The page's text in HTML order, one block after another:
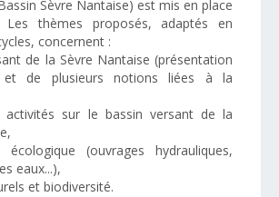
Sèvre Nantaise) est mis en place
Les thèmes proposés, adaptés en
concernent :
de la Sèvre Nantaise (présentation
de plusieurs notions liées à la
activités sur le bassin versant de la
écologique (ouvrages hydrauliques,
eaux...),
et biodiversité.